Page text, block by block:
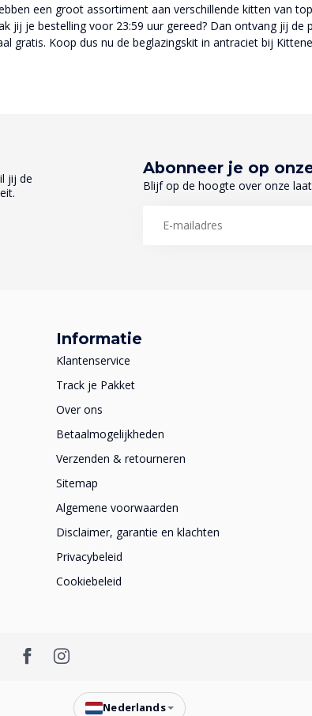
een groot assortiment aan verschillende kitten van
jij je bestelling voor 23:59 uur gereed? Dan ontvang jij
gratis. Koop dus nu de beglazingskit in antraciet bij
jij de
Abonneer je op
Blijf op de hoogte over onze
Informatie
Klantenservice
Track je Pakket
Over ons
Betaalmogelijkheden
Verzenden & retourneren
Sitemap
Algemene voorwaarden
Disclaimer, garantie en klachten
Privacybeleid
Cookiebeleid
Nederlands